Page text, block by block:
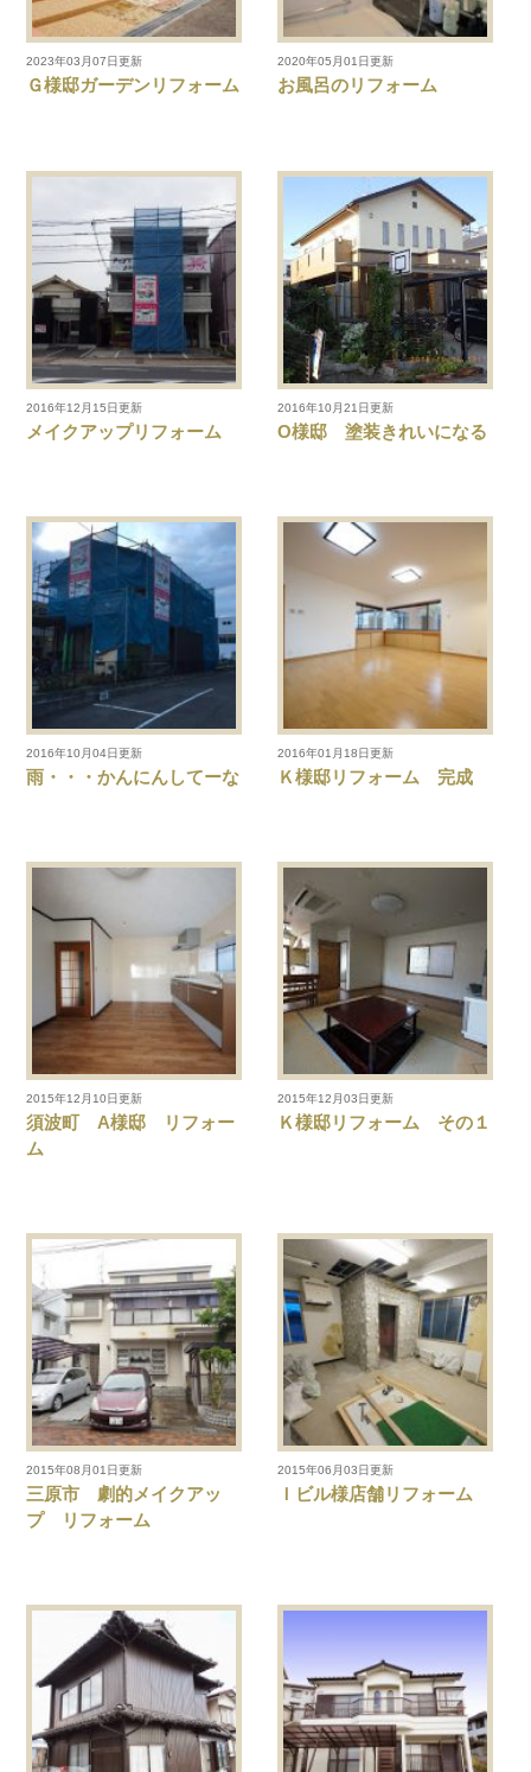
2023年03月07日更新
Ｇ様邸ガーデンリフォーム
2020年05月01日更新
お風呂のリフォーム
2016年12月15日更新
メイクアップリフォーム
2016年10月21日更新
O様邸 塗装きれいになる
2016年10月04日更新
雨・・・かんにんしてーな
2016年01月18日更新
Ｋ様邸リフォーム 完成
2015年12月10日更新
須波町 A様邸 リフォー
ム
2015年12月03日更新
Ｋ様邸リフォーム その１
2015年08月01日更新
三原市 劇的メイクアッ
プ リフォーム
2015年06月03日更新
Ｉビル様店舗リフォーム